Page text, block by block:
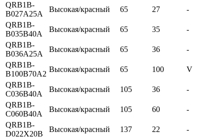
QRB1B-
B027A25A
Высокая/красный 65 27
-
QRB1B-
B035B40A
Высокая/красный 65 35
-
QRB1B-
B036A25A
Высокая/красный 65 36
-
QRB1B-
B100B70A2
Высокая/красный 65 100
V
QRB1B-
C036B40A
Высокая/красный 105 36
-
QRB1B-
C060B40A
Высокая/красный 105 60
-
QRB1B-
D022X20B
Высокая/красный 137 22
-